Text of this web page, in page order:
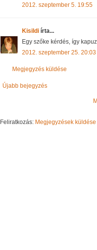
2012. szeptember 5. 19:55
Kisildi írta...
Egy szőke kérdés, így
2012. szeptember 25. 20:03
Megjegyzés küldése
Újabb bejegyzés
Feliratkozás: Megjegyzések küldése